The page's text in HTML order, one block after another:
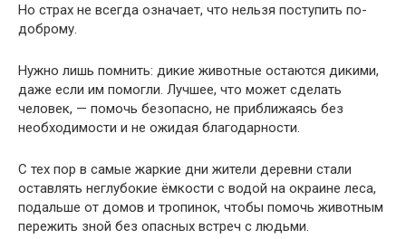
Но страх не всегда означает, что нельзя поступить по-
доброму.
Нужно лишь помнить: дикие животные остаются дикими,
даже если им помогли. Лучшее, что может сделать
человек, — помочь безопасно, не приближаясь без
необходимости и не ожидая благодарности.
С тех пор в самые жаркие дни жители деревни стали
оставлять неглубокие ёмкости с водой на окраине леса,
подальше от домов и тропинок, чтобы помочь животным
пережить зной без опасных встреч с людьми.